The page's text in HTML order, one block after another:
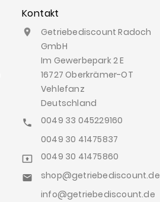
Kontakt

Getriebediscount Radoch
GmbH
Im Gewerbepark 2 E
16727 Oberkrämer-OT
Vehlefanz
Deutschland

0049 33 045229160
0049 30 41475837
 0049 30 41475860

shop@getriebediscount.de
info@getriebediscount.de